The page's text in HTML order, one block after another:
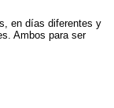
en días diferentes y
Ambos para ser